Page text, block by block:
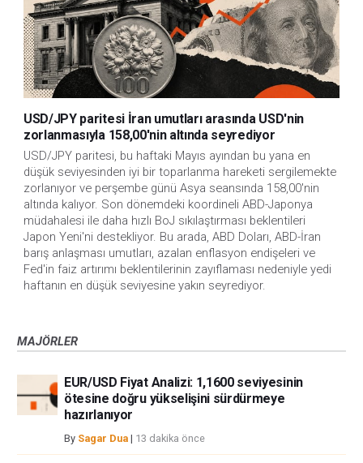
USD/JPY paritesi İran umutları arasında USD'nin
zorlanmasıyla 158,00'nin altında seyrediyor
USD/JPY paritesi, bu haftaki Mayıs ayından bu yana en
düşük seviyesinden iyi bir toparlanma hareketi sergilemekte
zorlanıyor ve perşembe günü Asya seansında 158,00'nin
altında kalıyor. Son dönemdeki koordineli ABD-Japonya
müdahalesi ile daha hızlı BoJ sıkılaştırması beklentileri
Japon Yeni'ni destekliyor. Bu arada, ABD Doları, ABD-İran
barış anlaşması umutları, azalan enflasyon endişeleri ve
Fed'in faiz artırımı beklentilerinin zayıflaması nedeniyle yedi
haftanın en düşük seviyesine yakın seyrediyor.
MAJÖRLER
EUR/USD Fiyat Analizi: 1,1600 seviyesinin
ötesine doğru yükselişini sürdürmeye
hazırlanıyor
By Sagar Dua | 13 dakika önce